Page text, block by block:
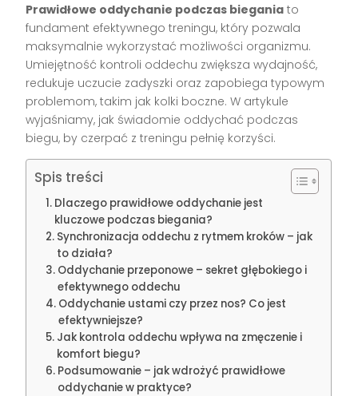
Prawidłowe oddychanie podczas biegania to
fundament efektywnego treningu, który pozwala
maksymalnie wykorzystać możliwości organizmu.
Umiejętność kontroli oddechu zwiększa wydajność,
redukuje uczucie zadyszki oraz zapobiega typowym
problemom, takim jak kolki boczne. W artykule
wyjaśniamy, jak świadomie oddychać podczas
biegu, by czerpać z treningu pełnię korzyści.
Spis treści
Dlaczego prawidłowe oddychanie jest
kluczowe podczas biegania?
Synchronizacja oddechu z rytmem kroków – jak
to działa?
Oddychanie przeponowe – sekret głębokiego i
efektywnego oddechu
Oddychanie ustami czy przez nos? Co jest
efektywniejsze?
Jak kontrola oddechu wpływa na zmęczenie i
komfort biegu?
Podsumowanie – jak wdrożyć prawidłowe
oddychanie w praktyce?